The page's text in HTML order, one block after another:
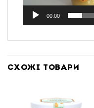
00:00
СХОЖІ ТОВАРИ